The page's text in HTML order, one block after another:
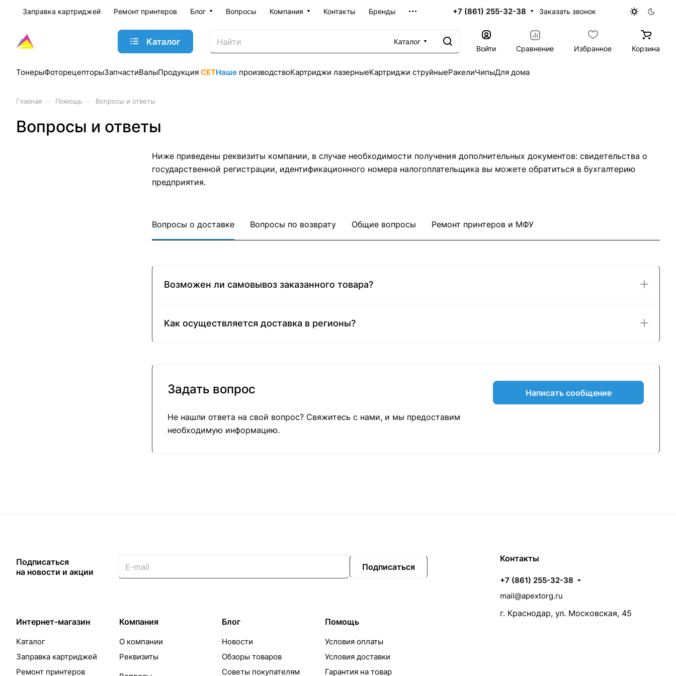
Заправка картриджей Ремонт принтеров Блог Вопросы Компания Контакты Бренды +7 (861) 255-32-38 Заказать звонок
Каталог
Каталог
Войти
Сравнение Избранное Корзина
ТонерыФоторецепторыЗапчастиВалыПродукция CETНаше производствоКартриджи лазерныеКартриджи струйныеРакелиЧипыДля дома
Главная Помощь Вопросы и ответы
Вопросы и ответы
Ниже приведены реквизиты компании, в случае необходимости получения дополнительных документов: свидетельства о
государственной регистрации, идентификационного номера налогоплательщика вы можете обратиться в бухгалтерию
предприятия.
Вопросы о доставке Вопросы по возврату Общие вопросы Ремонт принтеров и МФУ
Возможен ли самовывоз заказанного товара?
Как осуществляется доставка в регионы?
Задать вопрос
Не нашли ответа на свой вопрос? Свяжитесь с нами, и мы предоставим
необходимую информацию.
Написать сообщение
Подписаться
на новости и акции
Подписаться
Интернет-магазин
Каталог
Заправка картриджей
Ремонт принтеров
Компания
О компании
Реквизиты
Блог
Новости
Обзоры товаров
Советы покупателям
Помощь
Условия оплаты
Условия доставки
Гарантия на товар
Контакты
+7 (861) 255-32-38
mail@apextorg.ru
г. Краснодар, ул. Московская, 45